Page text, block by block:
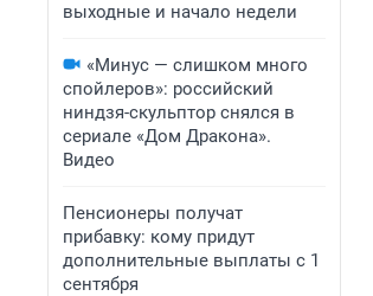
выходные и начало недели
«Минус — слишком много
спойлеров»: российский
ниндзя-скульптор снялся в
сериале «Дом Дракона».
Видео
Пенсионеры получат
прибавку: кому придут
дополнительные выплаты с 1
сентября